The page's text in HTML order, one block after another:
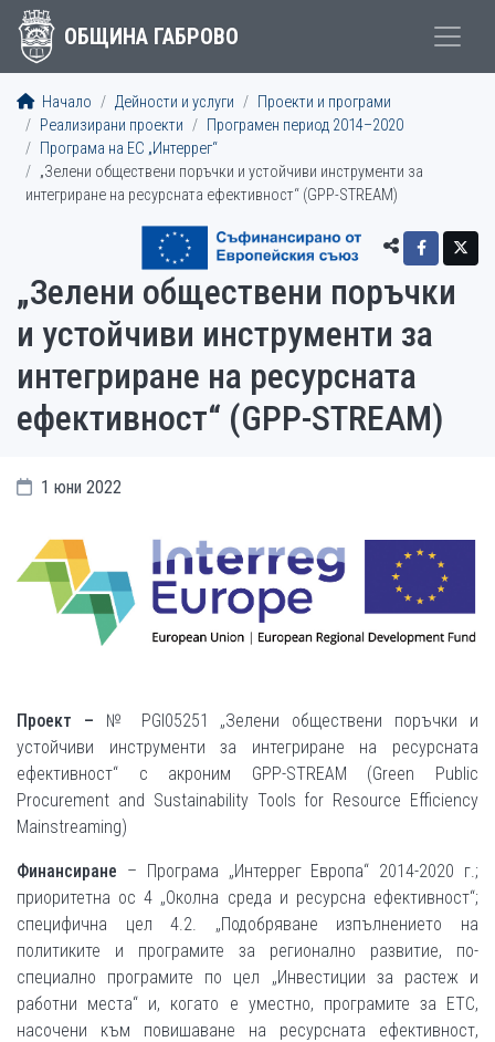
ОБЩИНА ГАБРОВО
Начало Дейности и услуги
Проекти и програми
Реализирани проекти
Програмен период 2014–2020
Програма на ЕС „Интеррег“
„Зелени обществени поръчки и устойчиви инструменти за
интегриране на ресурсната ефективност“ (GPP-STREAM)
„Зелени обществени поръчки
и устойчиви инструменти за
интегриране на ресурсната
ефективност“ (GPP-STREAM)
1 юни 2022
Проект – № PGI05251 „Зелени обществени поръчки и
устойчиви инструменти за интегриране на ресурсната
ефективност“ с акроним GPP-STREAM (Green Public
Procurement and Sustainability Tools for Resource Efficiency
Mainstreaming)
Финансиране – Програма „Интеррег Европа“ 2014-2020 г.;
приоритетна ос 4 „Околна среда и ресурсна ефективност“;
специфична цел 4.2. „Подобряване изпълнението на
политиките и програмите за регионално развитие, по-
специално програмите по цел „Инвестиции за растеж и
работни места“ и, когато е уместно, програмите за ЕТС,
насочени към повишаване на ресурсната ефективност,